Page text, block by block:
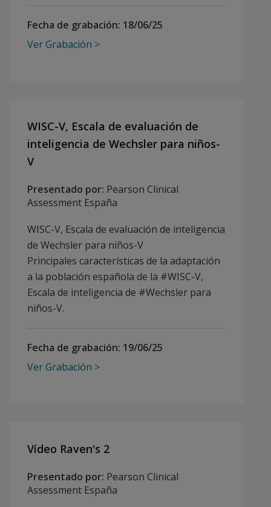
Fecha de grabación: 18/06/25
Ver Grabación
WISC-V, Escala de evaluación de
inteligencia de Wechsler para niños-
V
Presentado por: Pearson Clinical
Assessment España
WISC-V, Escala de evaluación de inteligencia
de Wechsler para niños-V
Principales características de la adaptación
a la población española de la #WISC-V,
Escala de inteligencia de #Wechsler para
niños-V.
Fecha de grabación: 19/06/25
Ver Grabación
Vídeo Raven's 2
Presentado por: Pearson Clinical
Assessment España